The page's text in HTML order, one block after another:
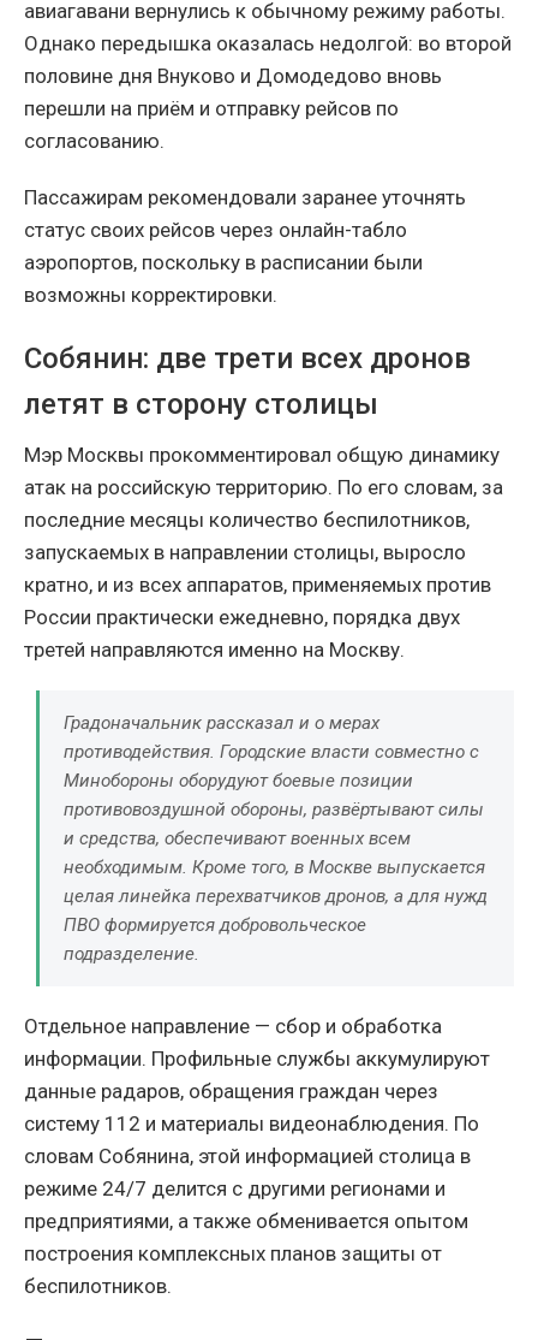
авиагавани вернулись к обычному режиму работы.
Однако передышка оказалась недолгой: во второй
половине дня Внуково и Домодедово вновь
перешли на приём и отправку рейсов по
согласованию.
Пассажирам рекомендовали заранее уточнять
статус своих рейсов через онлайн-табло
аэропортов, поскольку в расписании были
возможны корректировки.
Собянин: две трети всех дронов
летят в сторону столицы
Мэр Москвы прокомментировал общую динамику
атак на российскую территорию. По его словам, за
последние месяцы количество беспилотников,
запускаемых в направлении столицы, выросло
кратно, и из всех аппаратов, применяемых против
России практически ежедневно, порядка двух
третей направляются именно на Москву.
Градоначальник рассказал и о мерах
противодействия. Городские власти совместно с
Минобороны оборудуют боевые позиции
противовоздушной обороны, развёртывают силы
и средства, обеспечивают военных всем
необходимым. Кроме того, в Москве выпускается
целая линейка перехватчиков дронов, а для нужд
ПВО формируется добровольческое
подразделение.
Отдельное направление — сбор и обработка
информации. Профильные службы аккумулируют
данные радаров, обращения граждан через
систему 112 и материалы видеонаблюдения. По
словам Собянина, этой информацией столица в
режиме 24/7 делится с другими регионами и
предприятиями, а также обменивается опытом
построения комплексных планов защиты от
беспилотников.